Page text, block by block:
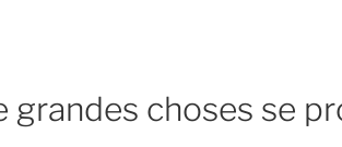
grandes choses se